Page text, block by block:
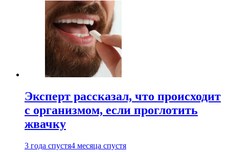
Эксперт рассказал, что происходит
с организмом, если проглотить
жвачку
3 года спустя4 месяца спустя